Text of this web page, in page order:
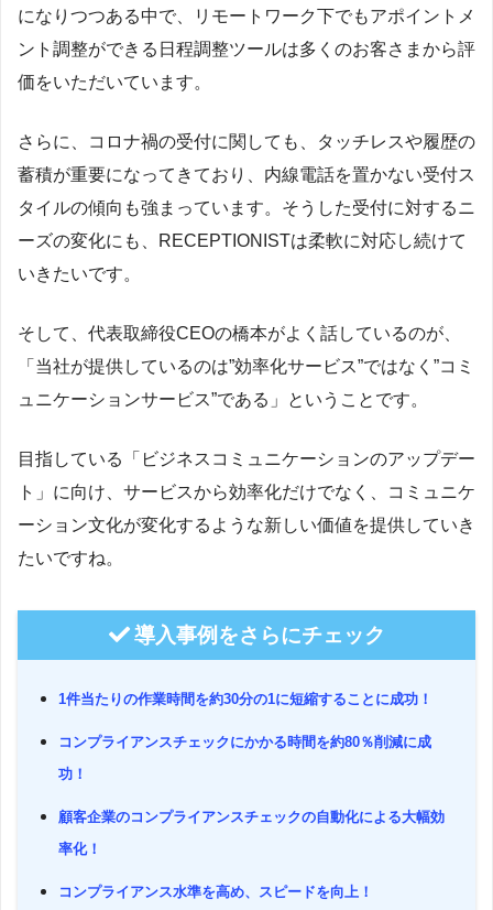
になりつつある中で、リモートワーク下でもアポイントメ
ント調整ができる日程調整ツールは多くのお客さまから評
価をいただいています。
さらに、コロナ禍の受付に関しても、タッチレスや履歴の
蓄積が重要になってきており、内線電話を置かない受付ス
タイルの傾向も強まっています。そうした受付に対するニ
ーズの変化にも、RECEPTIONISTは柔軟に対応し続けて
いきたいです。
そして、代表取締役CEOの橋本がよく話しているのが、
「当社が提供しているのは”効率化サービス”ではなく”コミ
ュニケーションサービス”である」ということです。
目指している「ビジネスコミュニケーションのアップデー
ト」に向け、サービスから効率化だけでなく、コミュニケ
ーション文化が変化するような新しい価値を提供していき
たいですね。
導入事例をさらにチェック
1件当たりの作業時間を約30分の1に短縮することに成功！
コンプライアンスチェックにかかる時間を約80％削減に成
功！
顧客企業のコンプライアンスチェックの自動化による大幅効
率化！
コンプライアンス水準を高め、スピードを向上！